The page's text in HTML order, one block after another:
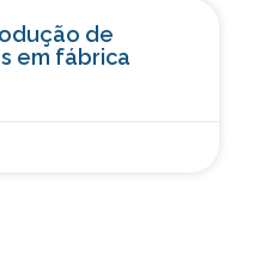
de
em fábrica